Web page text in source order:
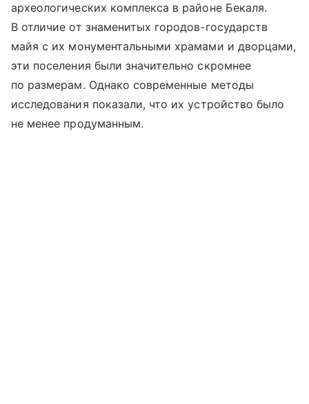
археологических комплекса в районе Бекаля.
В отличие от знаменитых городов-государств
майя с их монументальными храмами и дворцами,
эти поселения были значительно скромнее
по размерам. Однако современные методы
исследования показали, что их устройство было
не менее продуманным.